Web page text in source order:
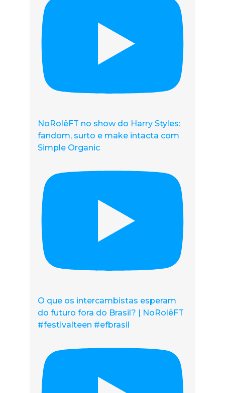
NoRolêFT no show do Harry Styles:
fandom, surto e make intacta com
Simple Organic
O que os intercambistas esperam
do futuro fora do Brasil? | NoRolêFT
#festivalteen #efbrasil